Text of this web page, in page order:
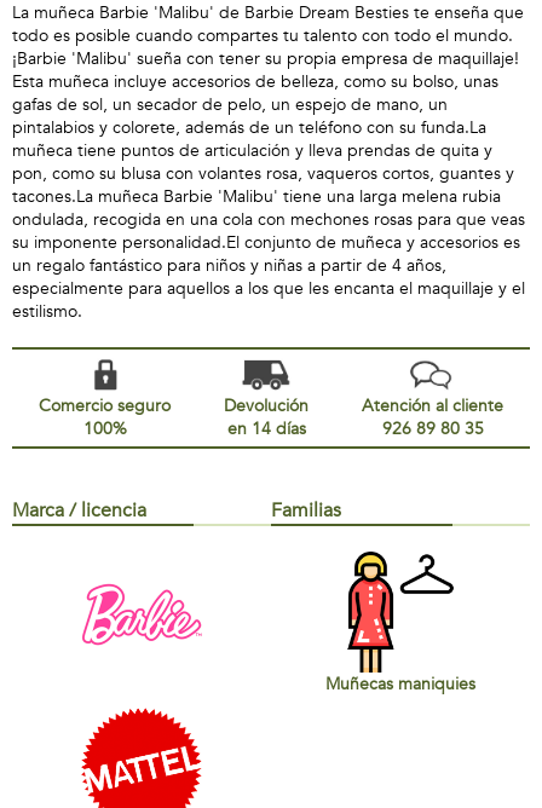
La muñeca Barbie 'Malibu' de Barbie Dream Besties te enseña que
todo es posible cuando compartes tu talento con todo el mundo.
¡Barbie 'Malibu' sueña con tener su propia empresa de maquillaje!
Esta muñeca incluye accesorios de belleza, como su bolso, unas
gafas de sol, un secador de pelo, un espejo de mano, un
pintalabios y colorete, además de un teléfono con su funda.La
muñeca tiene puntos de articulación y lleva prendas de quita y
pon, como su blusa con volantes rosa, vaqueros cortos, guantes y
tacones.La muñeca Barbie 'Malibu' tiene una larga melena rubia
ondulada, recogida en una cola con mechones rosas para que veas
su imponente personalidad.El conjunto de muñeca y accesorios es
un regalo fantástico para niños y niñas a partir de 4 años,
especialmente para aquellos a los que les encanta el maquillaje y el
estilismo.
Comercio seguro
100%
Devolución
en 14 días
Atención al cliente
926 89 80 35
Marca / licencia Familias
Muñecas maniquies